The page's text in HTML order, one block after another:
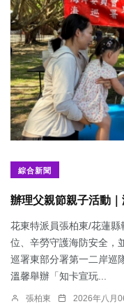
綜合新聞
辦理父親節親子活動
花東特派員張柏東/花蓮
位、辛勞守護海防安全，
巡署東部分署第一二岸巡
溫馨舉辦「知卡宣玩...
張柏東 2026年八月